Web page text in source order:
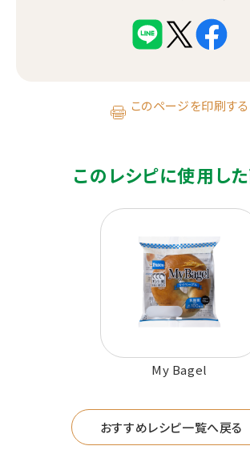
このページを印刷する
このレシピに使用し
My Bagel
おすすめレシピ一覧へ戻る